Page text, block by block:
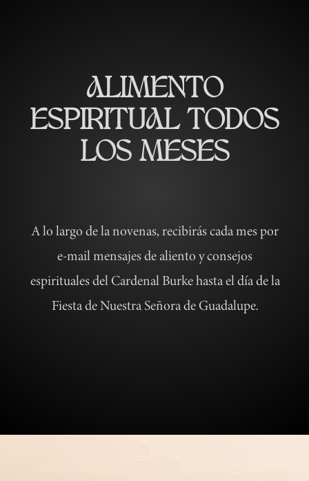
ALIMENTO
ESPIRITUAL TODOS
LOS MESES
A lo largo de la novenas, recibirás cada mes por
e-mail mensajes de aliento y consejos
espirituales del Cardenal Burke hasta el día de la
Fiesta de Nuestra Señora de Guadalupe.